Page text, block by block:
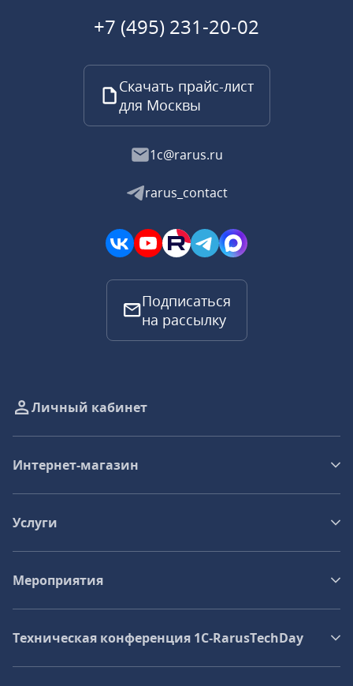
+7 (495) 231-20-02
Скачать прайс-лист
для Москвы
1c@rarus.ru
rarus_contact
Подписаться
на рассылку
Личный кабинет
Интернет-магазин
Услуги
Мероприятия
Техническая конференция 1C‑RarusTechDay